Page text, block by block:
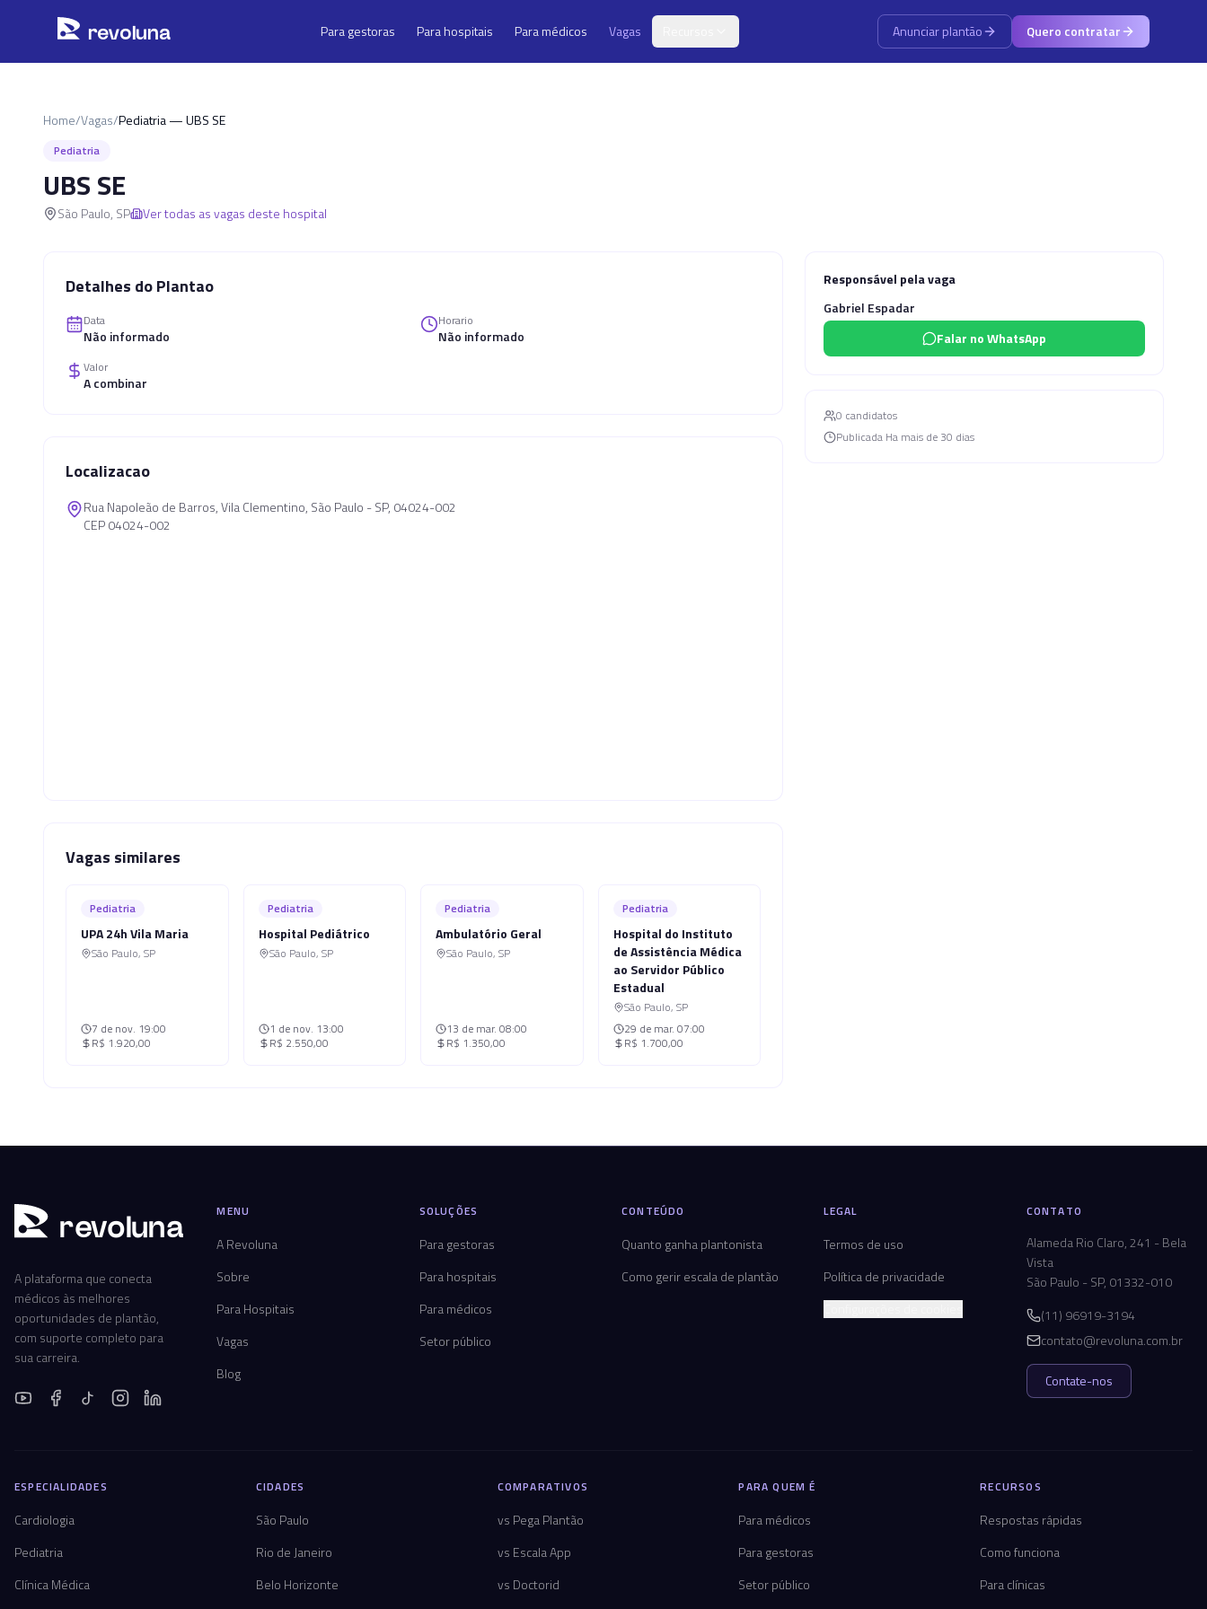
revoluna Para gestoras Para hospitais Para médicos Vagas Anunciar plantão Quero contratar
Home/Vagas/Pediatria — UBS SE
Pediatria
UBS SE
São Paulo, SP Ver todas as vagas deste hospital
Detalhes do Plantao
Data
Não informado
Horario
Não informado
Valor
A combinar
Localizacao
Rua Napoleão de Barros, Vila Clementino, São Paulo - SP, 04024-002
CEP 04024-002
Vagas similares
Pediatria
UPA 24h Vila Maria
São Paulo, SP
7 de nov. 19:00
R$ 1.920,00
Pediatria
Hospital Pediátrico
São Paulo, SP
1 de nov. 13:00
R$ 2.550,00
Pediatria
Ambulatório Geral
São Paulo, SP
13 de mar. 08:00
R$ 1.350,00
Pediatria
Hospital do Instituto
de Assistência Médica
ao Servidor Público
Estadual
São Paulo, SP
29 de mar. 07:00
R$ 1.700,00
Responsável pela vaga
Gabriel Espadar
Falar no WhatsApp
0 candidatos
Publicada Ha mais de 30 dias
revoluna
A plataforma que conecta
médicos às melhores
oportunidades de plantão,
com suporte completo para
sua carreira.
MENU
A Revoluna
Sobre
Para Hospitais
Vagas
Blog
SOLUÇÕES
Para gestoras
Para hospitais
Para médicos
Setor público
CONTEÚDO
Quanto ganha plantonista
Como gerir escala de plantão
LEGAL
Termos de uso
Política de privacidade
CONTATO
Alameda Rio Claro, 241 - Bela
Vista
São Paulo - SP, 01332-010
(11) 96919-3194
contato@revoluna.com.br
Contate-nos
ESPECIALIDADES
Cardiologia
Pediatria
Clínica Médica
CIDADES
São Paulo
Rio de Janeiro
Belo Horizonte
COMPARATIVOS
vs Pega Plantão
vs Escala App
vs Doctorid
PARA QUEM É
Para médicos
Para gestoras
Setor público
RECURSOS
Respostas rápidas
Como funciona
Para clínicas